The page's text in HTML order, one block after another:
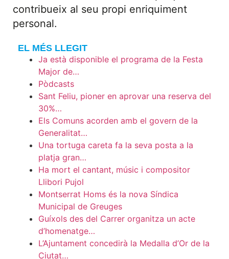
contribueix al seu propi enriquiment
personal.
EL MÉS LLEGIT
Ja està disponible el programa de la Festa
Major de…
Pòdcasts
Sant Feliu, pioner en aprovar una reserva del
30%…
Els Comuns acorden amb el govern de la
Generalitat…
Una tortuga careta fa la seva posta a la
platja gran…
Ha mort el cantant, músic i compositor
Llibori Pujol
Montserrat Homs és la nova Síndica
Municipal de Greuges
Guíxols des del Carrer organitza un acte
d’homenatge…
L’Ajuntament concedirà la Medalla d’Or de la
Ciutat…